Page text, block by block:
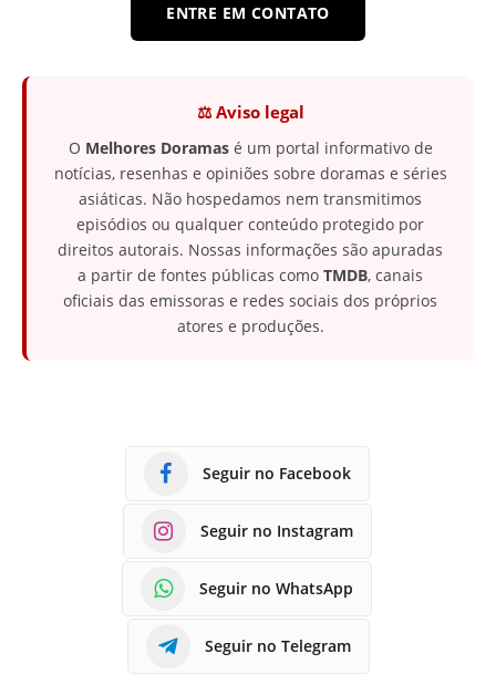
ENTRE EM CONTATO
⚖️ Aviso legal
O Melhores Doramasé um portal informativo de
notícias, resenhas e opiniões sobre doramas e séries
asiáticas. Não hospedamos nem transmitimos
episódios ou qualquer conteúdo protegido por
direitos autorais. Nossas informações são apuradas
a partir de fontes públicas como TMDB, canais
oficiais das emissoras e redes sociais dos próprios
atores e produções.
Seguir no Facebook
Seguir no Instagram
Seguir no WhatsApp
Seguir no Telegram